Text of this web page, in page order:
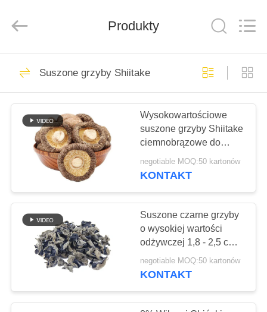
STRONA
GŁÓWNA
PRODUKTY
WYCIECZKA
FABRYCE
KONTROLA
CO.,LTD..
Bułka tarta
205
Okruchy chleba
japońskiego
171
Produkty
Suszone grzyby Shiitake
Wysokowartościowe
suszone grzyby Shiitake
ciemnobrązowe do
gotowania
negotiable MOQ:50 kartonów
KONTAKT
Suszone czarne grzyby
o wysokiej wartości
odżywczej 1,8 - 2,5 cm
do gotowania
negotiable MOQ:50 kartonów
KONTAKT